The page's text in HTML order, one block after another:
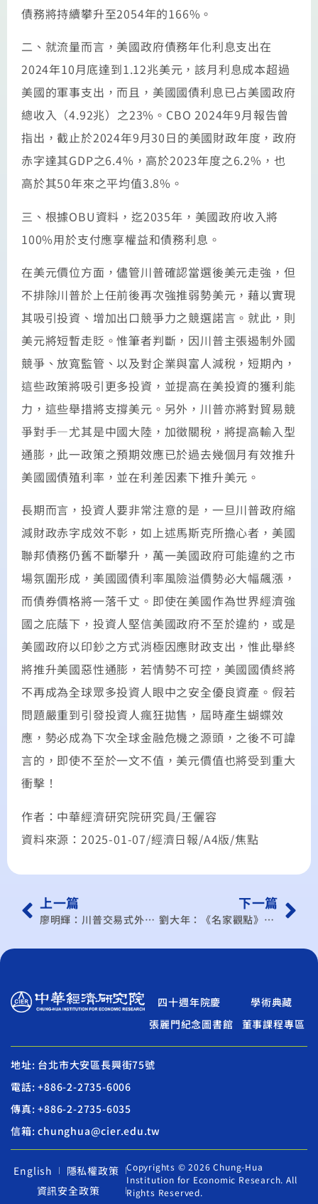
債務將持續攀升至2054年的166%。
二、就流量而言，美國政府債務年化利息支出在
2024年10月底達到1.12兆美元，該月利息成本超過
美國的軍事支出，而且，美國國債利息已占美國政府
總收入（4.92兆）之23%。CBO 2024年9月報告曾
指出，截止於2024年9月30日的美國財政年度，政府
赤字達其GDP之6.4%，高於2023年度之6.2%，也
高於其50年來之平均值3.8%。
三、根據OBU資料，迄2035年，美國政府收入將
100%用於支付應享權益和債務利息。
在美元價位方面，儘管川普確認當選後美元走強，但
不排除川普於上任前後再次強推弱勢美元，藉以實現
其吸引投資、增加出口競爭力之競選諾言。就此，則
美元將短暫走貶。惟筆者判斷，因川普主張遏制外國
競爭、放寬監管、以及對企業與富人減稅，短期內，
這些政策將吸引更多投資，並提高在美投資的獲利能
力，這些舉措將支撐美元。另外，川普亦將對貿易競
爭對手—尤其是中國大陸，加徵關稅，將提高輸入型
通膨，此一政策之預期效應已於過去幾個月有效推升
美國國債殖利率，並在利差因素下推升美元。
長期而言，投資人要非常注意的是，一旦川普政府縮
減財政赤字成效不彰，如上述馬斯克所擔心者，美國
聯邦債務仍舊不斷攀升，萬一美國政府可能違約之市
場氛圍形成，美國國債利率風險溢價勢必大幅飆漲，
而債券價格將一落千丈。即使在美國作為世界經濟強
國之庇蔭下，投資人堅信美國政府不至於違約，或是
美國政府以印鈔之方式消極因應財政支出，惟此舉終
將推升美國惡性通膨，若情勢不可控，美國國債終將
不再成為全球眾多投資人眼中之安全優良資產。假若
問題嚴重到引發投資人瘋狂拋售，屆時產生蝴蝶效
應，勢必成為下次全球金融危機之源頭，之後不可諱
言的，即使不至於一文不值，美元價值也將受到重大
衝擊！
作者：中華經濟研究院研究員/王儷容
資料來源：2025-01-07/經濟日報/A4版/焦點
上一篇
廖明輝：川普交易式外交的陰影
下一篇
劉大年：《名家觀點》關鍵礦物…美中角力新戰場
四十週年院慶
學術典藏
張麗門紀念圖書館
董事課程專區
地址: 台北市大安區長興街75號
電話: +886-2-2735-6006
傳真: +886-2-2735-6035
信箱: chunghua@cier.edu.tw
English
隱私權政策
資訊安全政策
Copyrights © 2026 Chung-Hua
Institution for Economic Research. All
Rights Reserved.